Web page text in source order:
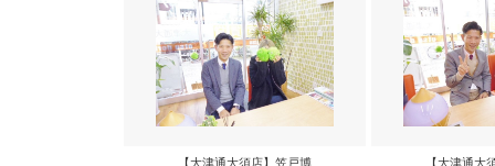
【大津通大須店】笠戸博 【大津通大